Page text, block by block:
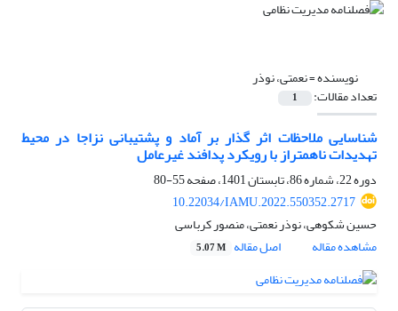
نویسنده =نعمتی، نوذر
تعداد مقالات: 1
شناسایی ملاحظات اثر گذار بر آماد و پشتیبانی نزاجا در محیط
تهدیدات ناهمتراز با رویکرد پدافند غیرعامل
دوره 22، شماره 86، تابستان 1401، صفحه
55-80
10.22034/IAMU.2022.550352.2717
حسین شکوهی، نوذر نعمتی، منصور کرباسی
مشاهده مقاله
اصل مقاله 5.07 M